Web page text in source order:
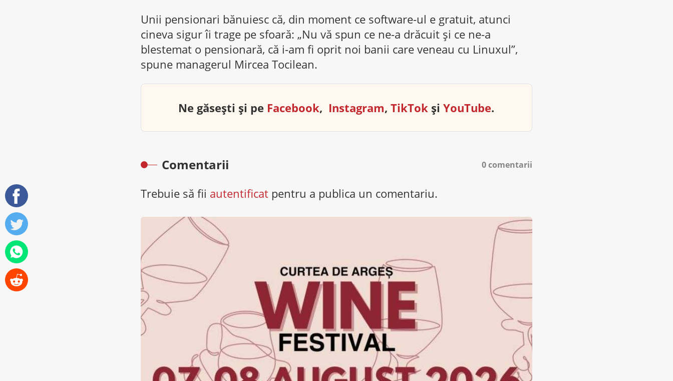
Unii pensionari bănuiesc că, din moment ce software-ul e gratuit, atunci
cineva sigur îi trage pe sfoară: „Nu vă spun ce ne-a drăcuit şi ce ne-a
blestemat o pensionară, că i-am fi oprit noi banii care veneau cu Linuxul”,
spune managerul Mircea Tocilean.
Ne găsești și pe Facebook, Instagram,TikTok șiYouTube.
Comentarii 0 comentarii
Trebuie să fii autentificatpentru a publica un comentariu.